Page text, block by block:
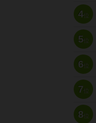
4位
5位
6位
7位
8位